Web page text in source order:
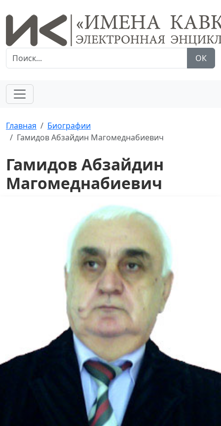
ОК
Главная
Биографии
Гамидов Абзайдин Магомеднабиевич
Гамидов Абзайдин
Магомеднабиевич